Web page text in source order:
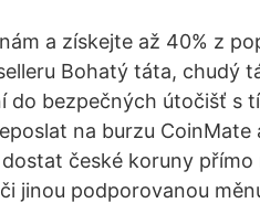
a získejte až 40% z
Bohatý táta, chudý
do bezpečných útočišť s
na burzu
české koruny
jinou podporovanou